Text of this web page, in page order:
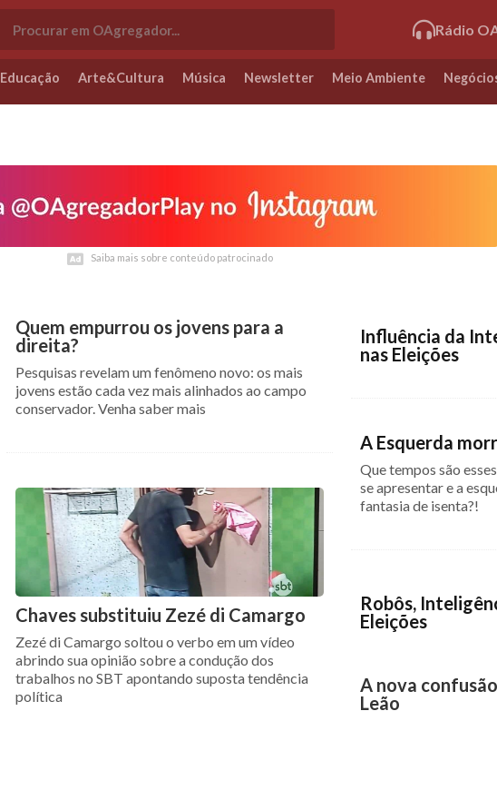
Rádio
Educação Arte&Cultura Música Newsletter Meio Ambiente
Saiba mais sobre conteúdo patrocinado
Saiba mais sobre conteúdo patrocinado
Quem empurrou os jovens para a
direita?
Pesquisas revelam um fenômeno novo: os mais
jovens estão cada vez mais alinhados ao campo
conservador. Venha saber mais
Chaves substituiu Zezé di Camargo
Zezé di Camargo soltou o verbo em um vídeo
abrindo sua opinião sobre a condução dos
trabalhos no SBT apontando suposta tendência
política
Influência da
nas Eleições
A Esquerda
Que tempos são
se apresentar e a
fantasia de isenta?!
Robôs,
Eleições
A nova
Leão